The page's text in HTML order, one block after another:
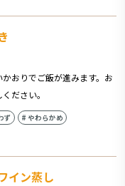
おりでご飯が進みます。お
ださい。
ず #やわらかめ
イン蒸し